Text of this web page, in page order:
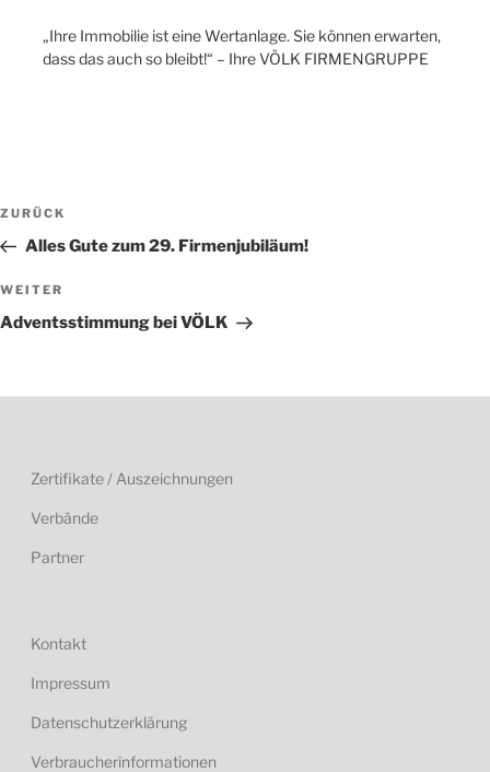
„Ihre Immobilie ist eine Wertanlage. Sie können erwarten,
dass das auch so bleibt!“ – Ihre VÖLK FIRMENGRUPPE
Beitragsnavigation
Vorheriger
Beitrag
ZURÜCK
Alles Gute zum 29. Firmenjubiläum!
Nächster
Beitrag
WEITER
Adventsstimmung bei VÖLK
Zertifikate / Auszeichnungen
Verbände
Partner
Kontakt
Impressum
Datenschutzerklärung
Verbraucherinformationen